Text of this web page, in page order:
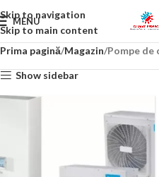
Skip to navigation
Skip to main content
MENU
Prima pagină Magazin Pompe de
Show sidebar